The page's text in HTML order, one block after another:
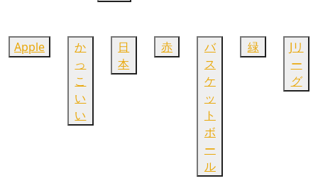
Apple
か
っ
こ
い
い
日
本
赤
バ
ス
ケ
ッ
ト
ボ
ー
ル
緑
Jリ
ー
グ